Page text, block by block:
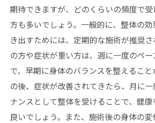
期待できますが、どのくらいの頻度で
方も多いでしょう。一般的に、整体の
き出すためには、定期的な施術が推奨
の方や症状が重い方は、週に一度のペー
で、早期に身体のバランスを整えること
の後、症状が改善されてきたら、月に
ナンスとして整体を受けることで、健
良いでしょう。また、施術後の身体の